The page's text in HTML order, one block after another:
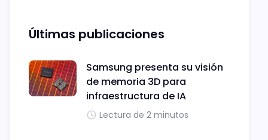
Últimas publicaciones
Samsung presenta su visión
de memoria 3D para
infraestructura de IA
Lectura de 2 minutos